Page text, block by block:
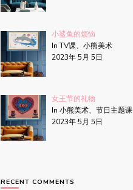
小鲨鱼的烦恼
In TV课、小熊美术
2023年 5月 5日
女王节的礼物
In 小熊美术、节日主题课
2023年 5月 5日
RECENT COMMENTS